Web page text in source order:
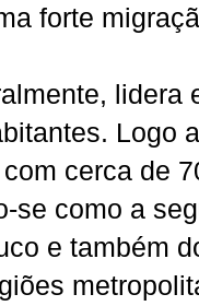
forte
lidera
Logo
cerca de
se como a
e também